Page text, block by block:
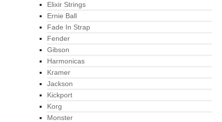
Elixir Strings
Ernie Ball
Fade In Strap
Fender
Gibson
Harmonicas
Kramer
Jackson
Kickport
Korg
Monster